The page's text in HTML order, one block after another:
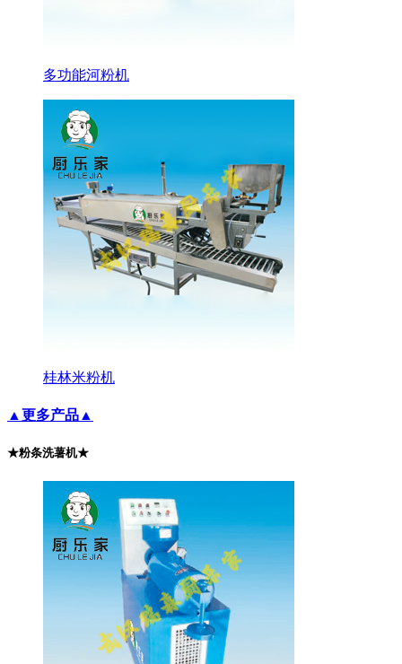
多功能河粉机
桂林米粉机
▲更多产品▲
★粉条洗薯机★